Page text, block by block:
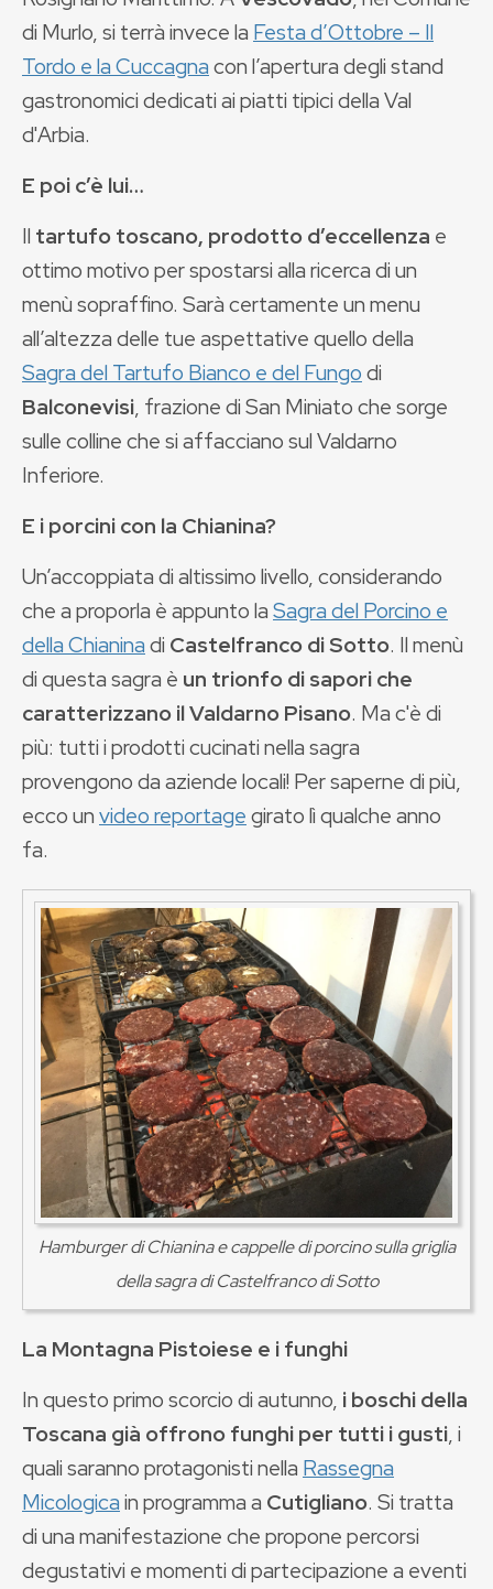
di Murlo, si terrà invece la Festa d’Ottobre – Il
Tordo e la Cuccagnacon l’apertura degli stand
gastronomici dedicati ai piatti tipici della Val
d'Arbia.
E poi c’è lui…
Il tartufo toscano, prodotto d’eccellenza e
ottimo motivo per spostarsi alla ricerca di un
menù sopraffino. Sarà certamente un menu
all’altezza delle tue aspettative quello della
Sagra del Tartufo Bianco e del Fungodi
Balconevisi, frazione di San Miniato che sorge
sulle colline che si affacciano sul Valdarno
Inferiore.
E i porcini con la Chianina?
Un’accoppiata di altissimo livello, considerando
che a proporla è appunto laSagra del Porcino e
della Chianinadi Castelfranco di Sotto. Il menù
di questa sagra è un trionfo di sapori che
caratterizzano il Valdarno Pisano. Ma c'è di
più: tutti i prodotti cucinati nella sagra
provengono da aziende locali! Per saperne di più,
ecco unvideo reportagegirato lì qualche anno
fa.
Hamburger di Chianina e cappelle di porcino sulla griglia
della sagra di Castelfranco di Sotto
La Montagna Pistoiese e i funghi
In questo primo scorcio di autunno, i boschi della
Toscana già offrono funghi per tutti i gusti, i
quali saranno protagonisti nella Rassegna
Micologicain programma a Cutigliano. Si tratta
di una manifestazione che propone percorsi
degustativi e momenti di partecipazione a eventi